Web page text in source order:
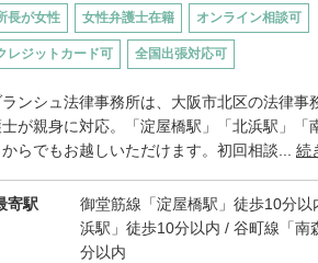
長が女性 女性弁護士在籍 オンライン相談可
レジットカード可 全国出張対応可
ランシュ法律事務所は、大阪市北区の法律事
が親身に対応。「淀屋橋駅」「北浜駅」「
からでもお越しいただけます。初回相談... 続
寄駅
御堂筋線「淀屋橋駅」徒歩10分以
浜駅」徒歩10分以内 / 谷町線「南
分以内